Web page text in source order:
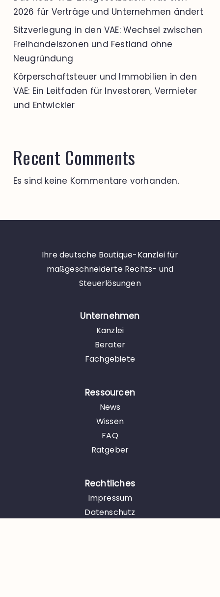
2026 für Verträge und Unternehmen ändert
Sitzverlegung in den VAE: Wechsel zwischen
Freihandelszonen und Festland ohne
Neugründung
Körperschaftsteuer und Immobilien in den
VAE: Ein Leitfaden für Investoren, Vermieter
und Entwickler
Recent Comments
Es sind keine Kommentare vorhanden.
Ihre deutsche Boutique-Kanzlei für
maßgeschneiderte Rechts- und
Steuerlösungen
Unternehmen
Kanzlei
Berater
Fachgebiete
Ressourcen
News
Wissen
FAQ
Ratgeber
Rechtliches
Impressum
Datenschutz